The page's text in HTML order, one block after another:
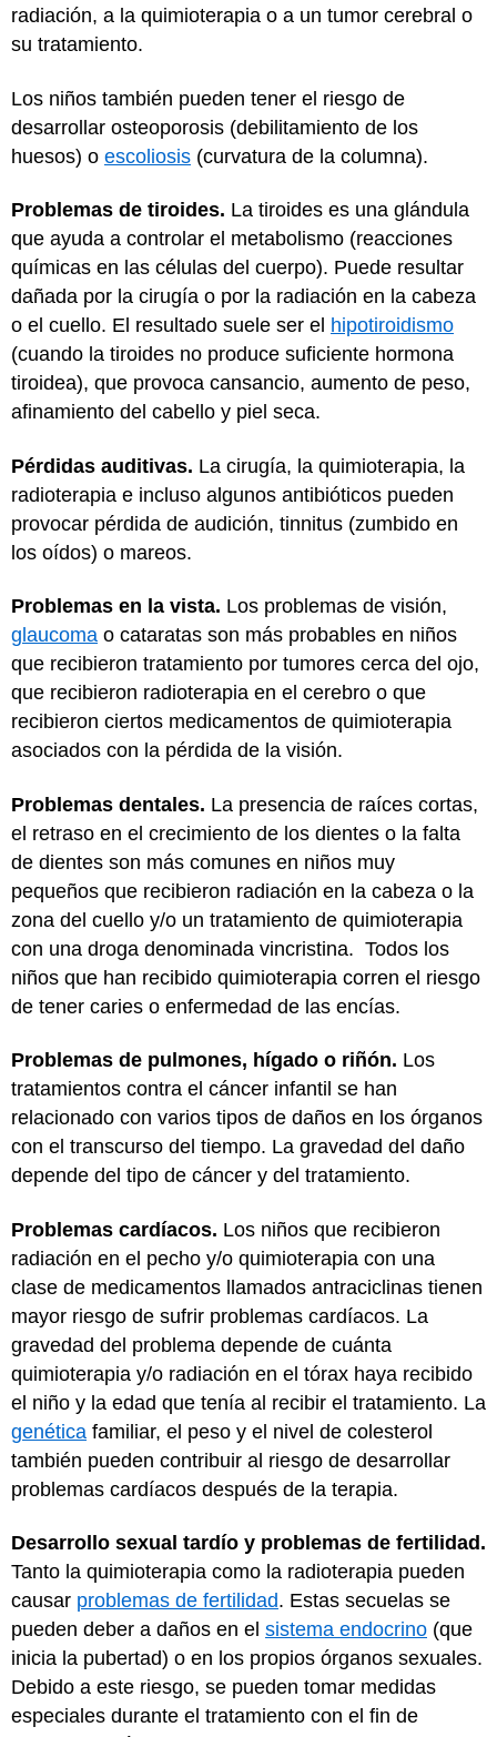
radiación, a la quimioterapia o a un tumor cerebral o
su tratamiento.
Los niños también pueden tener el riesgo de
desarrollar osteoporosis (debilitamiento de los
huesos) o escoliosis (curvatura de la columna).
Problemas de tiroides. La tiroides es una glándula
que ayuda a controlar el metabolismo (reacciones
químicas en las células del cuerpo). Puede resultar
dañada por la cirugía o por la radiación en la cabeza
o el cuello. El resultado suele ser el hipotiroidismo
(cuando la tiroides no produce suficiente hormona
tiroidea), que provoca cansancio, aumento de peso,
afinamiento del cabello y piel seca.
Pérdidas auditivas. La cirugía, la quimioterapia, la
radioterapia e incluso algunos antibióticos pueden
provocar pérdida de audición, tinnitus (zumbido en
los oídos) o mareos.
Problemas en la vista. Los problemas de visión,
glaucoma o cataratas son más probables en niños
que recibieron tratamiento por tumores cerca del ojo,
que recibieron radioterapia en el cerebro o que
recibieron ciertos medicamentos de quimioterapia
asociados con la pérdida de la visión.
Problemas dentales. La presencia de raíces cortas,
el retraso en el crecimiento de los dientes o la falta
de dientes son más comunes en niños muy
pequeños que recibieron radiación en la cabeza o la
zona del cuello y/o un tratamiento de quimioterapia
con una droga denominada vincristina. Todos los
niños que han recibido quimioterapia corren el riesgo
de tener caries o enfermedad de las encías.
Problemas de pulmones, hígado o riñón. Los
tratamientos contra el cáncer infantil se han
relacionado con varios tipos de daños en los órganos
con el transcurso del tiempo. La gravedad del daño
depende del tipo de cáncer y del tratamiento.
Problemas cardíacos. Los niños que recibieron
radiación en el pecho y/o quimioterapia con una
clase de medicamentos llamados antraciclinas tienen
mayor riesgo de sufrir problemas cardíacos. La
gravedad del problema depende de cuánta
quimioterapia y/o radiación en el tórax haya recibido
el niño y la edad que tenía al recibir el tratamiento. La
genética familiar, el peso y el nivel de colesterol
también pueden contribuir al riesgo de desarrollar
problemas cardíacos después de la terapia.
Desarrollo sexual tardío y problemas de fertilidad.
Tanto la quimioterapia como la radioterapia pueden
causar problemas de fertilidad. Estas secuelas se
pueden deber a daños en el sistema endocrino (que
inicia la pubertad) o en los propios órganos sexuales.
Debido a este riesgo, se pueden tomar medidas
especiales durante el tratamiento con el fin de